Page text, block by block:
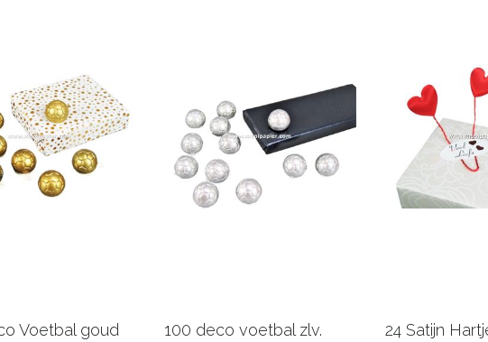
Voetbal goud
100 deco voetbal zlv.
24 Satijn